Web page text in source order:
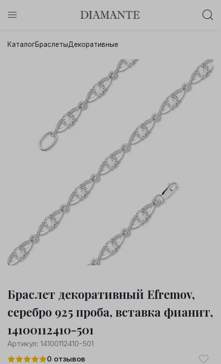
Осталось:
0
минут
Хочу!
КаталогБраслетыДекоративные
Браслет декоративный Efremov,
серебро 925 проба, вставка фианит,
14100112410-501
Артикул: 14100112410-501
0 отзывов